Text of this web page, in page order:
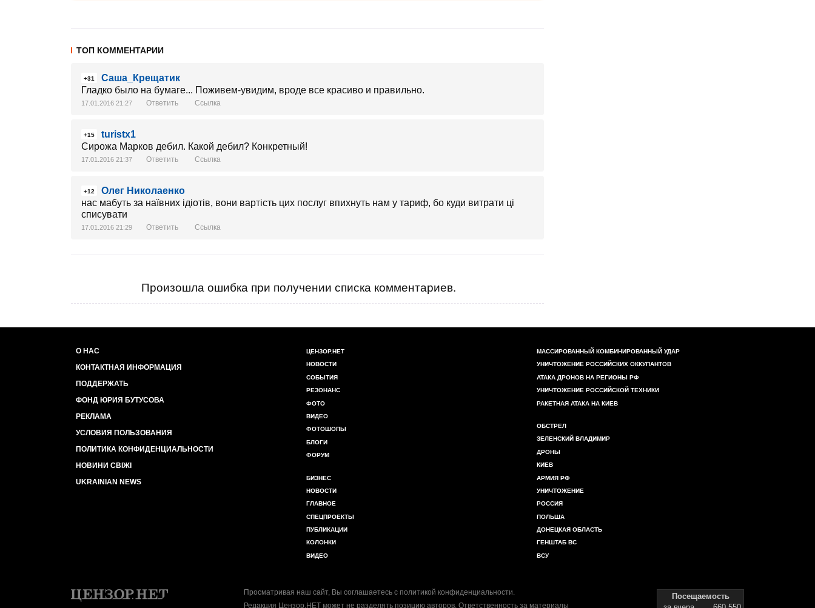
ТОП КОММЕНТАРИИ
+31
Саша_Крещатик
Гладко было на бумаге... Поживем-увидим, вроде все красиво и правильно.
17.01.2016 21:27 Ответить Ссылка
+15
turistx1
Сирожа Марков дебил. Какой дебил? Конкретный!
17.01.2016 21:37 Ответить Ссылка
+12
Олег Николаенко
нас мабуть за наївних ідіотів, вони вартість цих послуг впихнуть нам у тариф, бо куди витрати ці
списувати
17.01.2016 21:29 Ответить Ссылка
Произошла ошибка при получении списка комментариев.
О НАС
КОНТАКТНАЯ ИНФОРМАЦИЯ
ПОДДЕРЖАТЬ
ФОНД ЮРИЯ БУТУСОВА
РЕКЛАМА
УСЛОВИЯ ПОЛЬЗОВАНИЯ
ПОЛИТИКА КОНФИДЕНЦИАЛЬНОСТИ
НОВИНИ СВІЖІ
UKRAINIAN NEWS
ЦЕНЗОР.НЕТ
НОВОСТИ
СОБЫТИЯ
РЕЗОНАНС
ФОТО
ВИДЕО
ФОТОШОПЫ
БЛОГИ
ФОРУМ
БИЗНЕС
НОВОСТИ
ГЛАВНОЕ
СПЕЦПРОЕКТЫ
ПУБЛИКАЦИИ
КОЛОНКИ
ВИДЕО
МАССИРОВАННЫЙ КОМБИНИРОВАННЫЙ УДАР
УНИЧТОЖЕНИЕ РОССИЙСКИХ ОККУПАНТОВ
АТАКА ДРОНОВ НА РЕГИОНЫ РФ
УНИЧТОЖЕНИЕ РОССИЙСКОЙ ТЕХНИКИ
РАКЕТНАЯ АТАКА НА КИЕВ
ОБСТРЕЛ
ЗЕЛЕНСКИЙ ВЛАДИМИР
ДРОНЫ
КИЕВ
АРМИЯ РФ
УНИЧТОЖЕНИЕ
РОССИЯ
ПОЛЬША
ДОНЕЦКАЯ ОБЛАСТЬ
ГЕНШТАБ ВС
ВСУ
Просматривая наш сайт, Вы соглашаетесь с политикой конфиденциальности.
Редакция Цензор.НЕТ может не разделять позицию авторов. Ответственность за материалы
Посещаемость